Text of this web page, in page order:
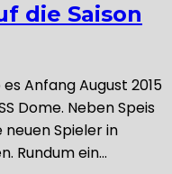
die Saison
Anfang August 2015
Dome. Neben Speis
neuen Spieler in
Rundum ein…